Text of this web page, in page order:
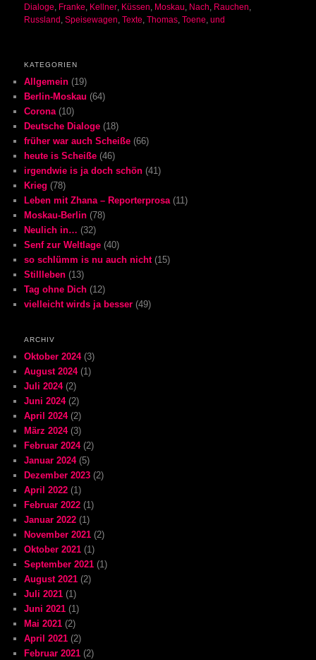
Dialoge, Franke, Kellner, Küssen, Moskau, Nach, Rauchen,
Russland ,Speisewagen,Texte,Thomas,Toene,und
KATEGORIEN
Allgemein (19)
Berlin-Moskau (64)
Corona(10)
Deutsche Dialoge (18)
früher war auch Scheiße (66)
heute is Scheiße (46)
irgendwie is ja doch schön (41)
Krieg (78)
Leben mit Zhana – Reporterprosa(11)
Moskau-Berlin (78)
Neulich in… (32)
Senf zur Weltlage (40)
so schlümm is nu auch nicht(15)
Stillleben (13)
Tag ohne Dich (12)
vielleicht wirds ja besser (49)
ARCHIV
Oktober 2024(3)
August 2024(1)
Juli 2024(2)
Juni 2024(2)
April 2024(2)
März 2024(3)
Februar 2024(2)
Januar 2024(5)
Dezember 2023 (2)
April 2022 (1)
Februar 2022 (1)
Januar 2022 (1)
November 2021 (2)
Oktober 2021 (1)
September 2021 (1)
August 2021 (2)
Juli 2021 (1)
Juni 2021 (1)
Mai 2021 (2)
April 2021 (2)
Februar 2021 (2)